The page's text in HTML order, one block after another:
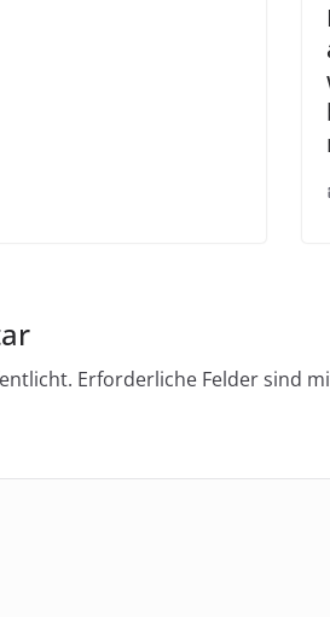
Erforderliche Felder sind